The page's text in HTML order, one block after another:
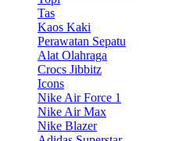
Tas
Kaos Kaki
Perawatan Sepatu
Alat Olahraga
Crocs Jibbitz
Icons
Nike Air Force 1
Nike Air Max
Nike Blazer